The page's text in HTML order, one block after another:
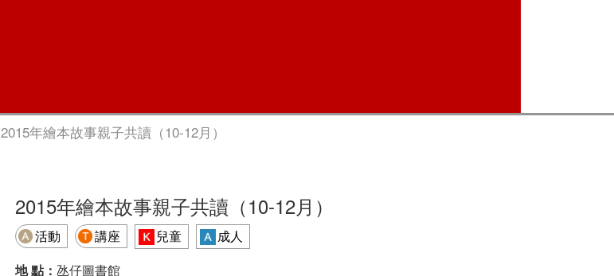
2015年繪本故事親子共讀（10-12月）
2015年繪本故事親子共讀（10-12月）
活動 講座 兒童
成人
地 點： 氹仔圖書館